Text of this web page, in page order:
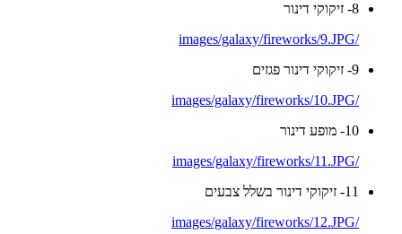
8- זיקוקי דינור
/images/galaxy/fireworks/9.JPG
9- זיקוקי דינור פגזים
/images/galaxy/fireworks/10.JPG
10- מופע דינור
/images/galaxy/fireworks/11.JPG
11- זיקוקי דינור בשלל צבעים
/images/galaxy/fireworks/12.JPG